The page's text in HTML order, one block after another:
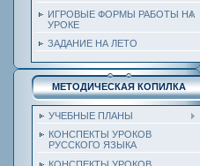
ИГРОВЫЕ ФОРМЫ РАБОТЫ НА
УРОКЕ
ЗАДАНИЕ НА ЛЕТО
МЕТОДИЧЕСКАЯ КОПИЛКА
УЧЕБНЫЕ ПЛАНЫ
КОНСПЕКТЫ УРОКОВ
РУССКОГО ЯЗЫКА